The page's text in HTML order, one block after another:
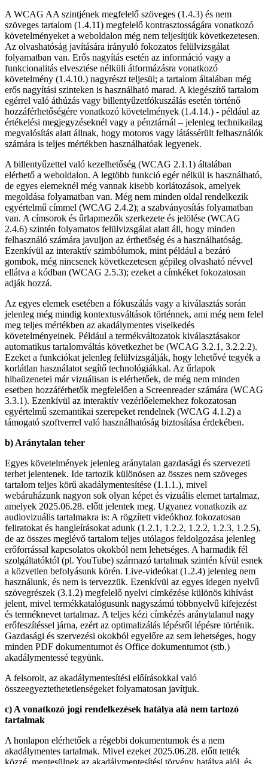
A WCAG AA szintjének megfelelő szöveges (1.4.3) és nem
szöveges tartalom (1.4.11) megfelelő kontrasztosságára vonatkozó
követelményeket a weboldalon még nem teljesítjük következetesen.
Az olvashatóság javítására irányuló fokozatos felülvizsgálat
folyamatban van. Erős nagyítás esetén az információ vagy a
funkcionalitás elvesztése nélküli átformázásra vonatkozó
követelmény (1.4.10.) nagyrészt teljesül; a tartalom általában még
erős nagyítási szinteken is használható marad. A kiegészítő tartalom
egérrel való áthúzás vagy billentyűzetfókuszálás esetén történő
hozzáférhetőségére vonatkozó követelmények (1.4.14.) - például az
értékelési megjegyzéseknél vagy a pénztárnál – jelenleg technikailag
megvalósítás alatt állnak, hogy motoros vagy látássérült felhasználók
számára is teljes mértékben használhatóak legyenek.
A billentyűzettel való kezelhetőség (WCAG 2.1.1) általában
elérhető a weboldalon. A legtöbb funkció egér nélkül is használható,
de egyes elemeknél még vannak kisebb korlátozások, amelyek
megoldása folyamatban van. Még nem minden oldal rendelkezik
egyértelmű címmel (WCAG 2.4.2); a szabványosítás folyamatban
van. A címsorok és űrlapmezők szerkezete és jelölése (WCAG
2.4.6) szintén folyamatos felülvizsgálat alatt áll, hogy minden
felhasználó számára javuljon az érthetőség és a használhatóság.
Ezenkívül az interaktív szimbólumok, mint például a bezáró
gombok, még nincsenek következetesen gépileg olvasható névvel
ellátva a kódban (WCAG 2.5.3); ezeket a címkéket fokozatosan
adják hozzá.
Az egyes elemek esetében a fókuszálás vagy a kiválasztás során
jelenleg még mindig kontextusváltások történnek, ami még nem felel
meg teljes mértékben az akadálymentes viselkedés
követelményeinek. Például a termékváltozatok kiválasztásakor
automatikus tartalomváltás következhet be (WCAG 3.2.1, 3.2.2.2).
Ezeket a funkciókat jelenleg felülvizsgálják, hogy lehetővé tegyék a
korlátlan használatot segítő technológiákkal. Az űrlapok
hibaüzenetei már vizuálisan is elérhetőek, de még nem minden
esetben hozzáférhetők megfelelően a Screenreader számára (WCAG
3.3.1). Ezenkívül az interaktív vezérlőelemekhez fokozatosan
egyértelmű szemantikai szerepeket rendelnek (WCAG 4.1.2) a
támogató szoftverrel való használhatóság biztosítása érdekében.
b) Aránytalan teher
Egyes követelmények jelenleg aránytalan gazdasági és szervezeti
terhet jelentenek. Ide tartozik különösen az összes nem szöveges
tartalom teljes körű akadálymentesítése (1.1.1.), mivel
webáruházunk nagyon sok olyan képet és vizuális elemet tartalmaz,
amelyek 2025.06.28. előtt jelentek meg. Ugyanez vonatkozik az
audiovizuális tartalmakra is: A rögzített videókhoz fokozatosan
feliratokat és hangleírásokat adunk (1.2.1, 1.2.2, 1.2.2, 1.2.3, 1.2.5),
de az összes meglévő tartalom teljes utólagos feldolgozása jelenleg
erőforrással kapcsolatos okokból nem lehetséges. A harmadik fél
szolgáltatóktól (pl. YouTube) származó tartalmak szintén kívül esnek
a közvetlen befolyásunk körén. Live-videókat (1.2.4) jelenleg nem
használunk, és nem is tervezzük. Ezenkívül az egyes idegen nyelvű
szövegrészek (3.1.2) megfelelő nyelvi címkézése különös kihívást
jelent, mivel termékkatalógusunk nagyszámú többnyelvű kifejezést
és terméknevet tartalmaz. A teljes kézi címkézés aránytalanul nagy
erőfeszítéssel járna, ezért az optimalizálás lépésről lépésre történik.
Gazdasági és szervezési okokból egyelőre az sem lehetséges, hogy
minden PDF dokumentumot és Office dokumentumot (stb.)
akadálymentessé tegyünk.
A felsorolt, az akadálymentesítési előírásokkal való
összeegyeztethetetlenségeket folyamatosan javítjuk.
c) A vonatkozó jogi rendelkezések hatálya alá nem tartozó
tartalmak
A honlapon elérhetőek a régebbi dokumentumok és a nem
akadálymentes tartalmak. Mivel ezeket 2025.06.28. előtt tették